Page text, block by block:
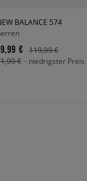
BALANCE 574
€
119,99 €
€ - niedrigster Preis